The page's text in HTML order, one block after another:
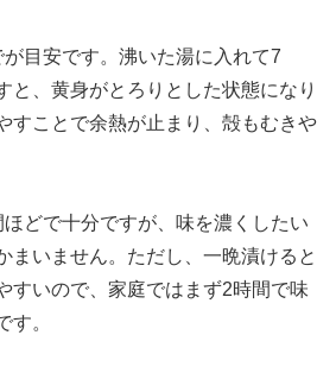
目安です。沸いた湯に入れて7
と、黄身がとろりとした状態になり
すことで余熱が止まり、殻もむきや
どで十分ですが、味を濃くしたい
まいません。ただし、一晩漬けると
すいので、家庭ではまず2時間で味
す。